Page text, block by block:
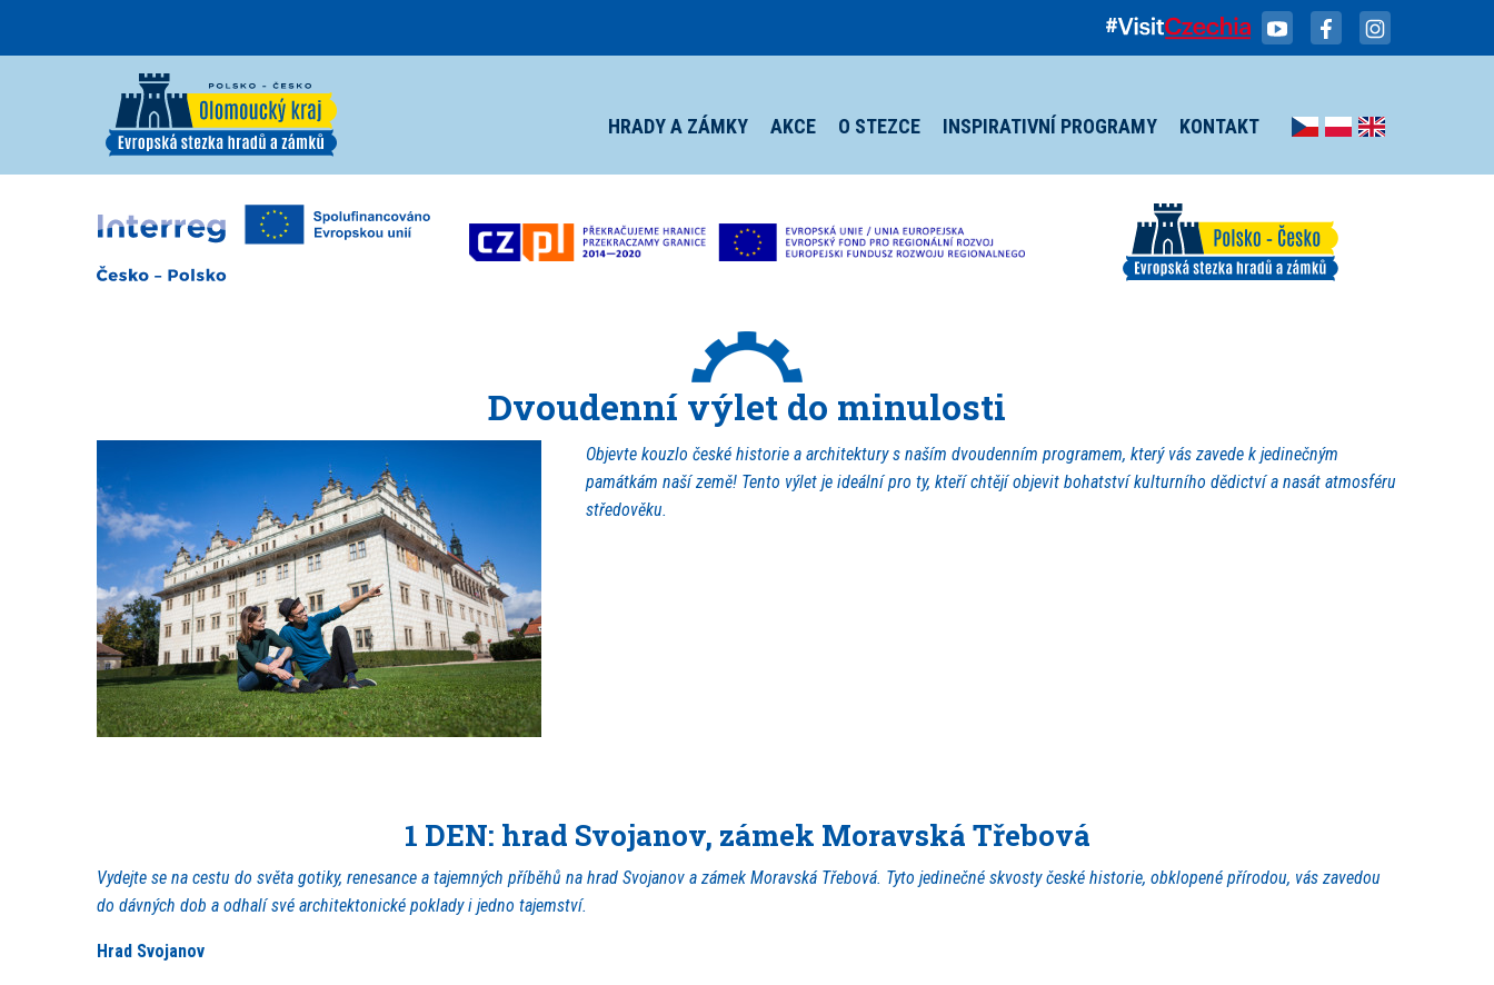
HRADY A ZÁMKY AKCE O STEZCE INSPIRATIVNÍ PROGRAMY KONTAKT
Dvoudenní výlet do minulosti
Objevte kouzlo české historie a architektury s naším dvoudenním programem, který vás zavede k jedinečným
památkám naší země! Tento výlet je ideální pro ty, kteří chtějí objevit bohatství kulturního dědictví a nasát atmosféru
středověku.
1 DEN: hrad Svojanov, zámek Moravská Třebová
Vydejte se na cestu do světa gotiky, renesance a tajemných příběhů na hrad Svojanov a zámek Moravská Třebová. Tyto jedinečné skvosty české historie, obklopené přírodou, vás zavedou
do dávných dob a odhalí své architektonické poklady i jedno tajemství.
Hrad Svojanov